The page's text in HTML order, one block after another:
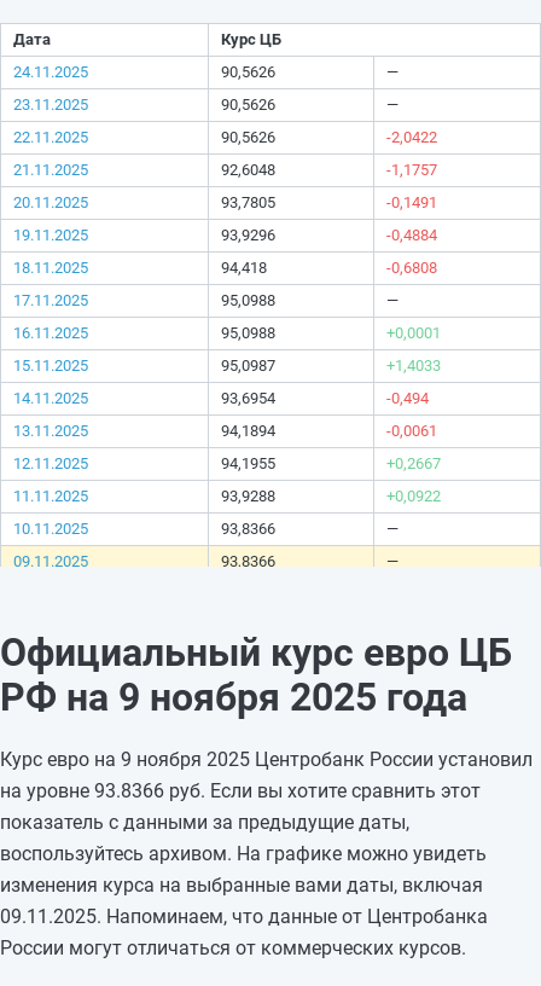
Дата
Курс ЦБ
24.11.2025
90,5626
—
23.11.2025
90,5626
—
22.11.2025
90,5626
-2,0422
21.11.2025
92,6048
-1,1757
20.11.2025
93,7805
-0,1491
19.11.2025
93,9296
-0,4884
18.11.2025
94,418
-0,6808
17.11.2025
95,0988
—
16.11.2025
95,0988
+0,0001
15.11.2025
95,0987
+1,4033
14.11.2025
93,6954
-0,494
13.11.2025
94,1894
-0,0061
12.11.2025
94,1955
+0,2667
11.11.2025
93,9288
+0,0922
10.11.2025
93,8366
—
09.11.2025
93,8366
—
06.11.2025
93,5131
+0,1282
05.11.2025
93,3849
—
93,3849
03.11.2025
93,3849
—
02.11.2025
93,3849
-0,0045
01.11.2025
93,3894
-0,0001
31.10.2025
93,3895
+1,1429
30.10.2025
92,2466
-0,693
29.10.2025
92,9396
+0,9162
28.10.2025
92,0234
-2,0587
Официальный курс евро ЦБ
РФ на 9 ноября 2025 года
Курс евро на 9 ноября 2025 Центробанк России установил
на уровне 93.8366 руб. Если вы хотите сравнить этот
показатель с данными за предыдущие даты,
воспользуйтесь архивом. На графике можно увидеть
изменения курса на выбранные вами даты, включая
09.11.2025. Напоминаем, что данные от Центробанка
России могут отличаться от коммерческих курсов.